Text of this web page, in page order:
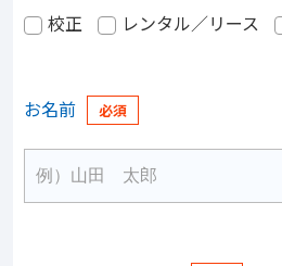
校正
レンタル／リース
お名前